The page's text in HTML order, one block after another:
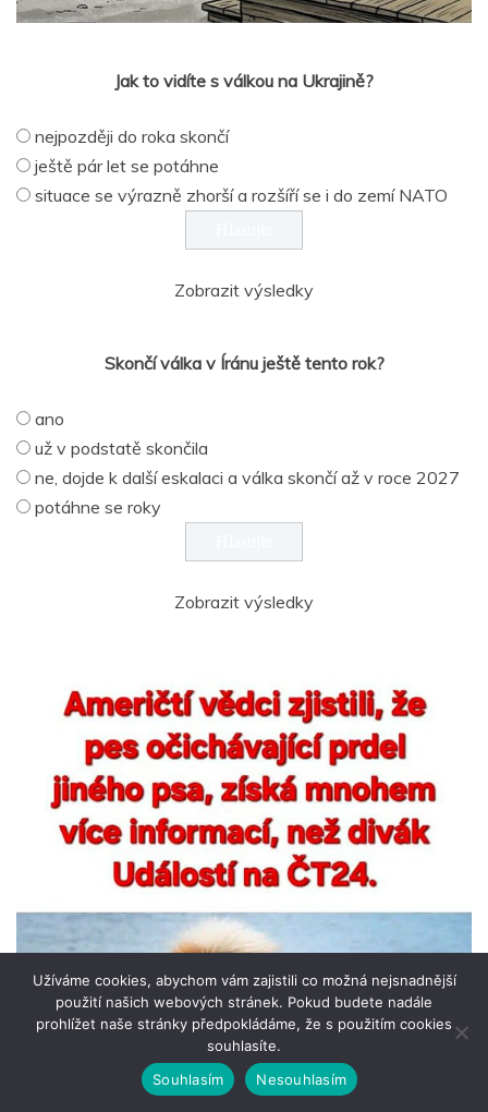
Jak to vidíte s válkou na Ukrajině?
nejpozději do roka skončí
ještě pár let se potáhne
situace se výrazně zhorší a rozšíří se i do zemí NATO
Zobrazit výsledky
Skončí válka v Íránu ještě tento rok?
ano
už v podstatě skončila
ne, dojde k další eskalaci a válka skončí až v roce 2027
potáhne se roky
Zobrazit výsledky
Užíváme cookies, abychom vám zajistili co možná nejsnadnější
použití našich webových stránek. Pokud budete nadále
prohlížet naše stránky předpokládáme, že s použitím cookies
souhlasíte.
Souhlasím
Nesouhlasím